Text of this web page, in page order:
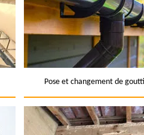
Pose et changement de